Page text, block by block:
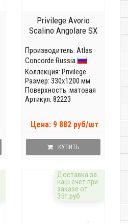
Privilege Avorio
Scalino Angolare SX
Производитель: Atlas
Concorde Russia
Коллекция: Privilege
Размер: 330x1200 мм
Поверхность: матовая
Артикул: 82223
Цена: 9 882 руб/шт
КУПИТЬ
Доставка за
наш счёт при
заказе от
35т.руб